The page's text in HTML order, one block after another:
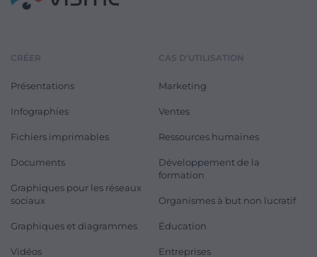
CRÉER
Présentations
Infographies
Fichiers imprimables
Documents
Graphiques pour les réseaux
sociaux
Graphiques et diagrammes
Vidéos
CAS D'UTILISATION
Marketing
Ventes
Ressources humaines
Développement de la
formation
Organismes à but non lucratif
Éducation
Entreprises